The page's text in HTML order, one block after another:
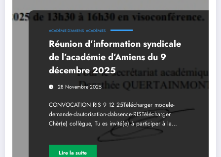
ACADÉMIE D’AMIENS ACADÉMIES
Réunion d’information syndicale
de l’académie d’Amiens du 9
décembre 2025
28 Novembre 2025
CONVOCATION RIS 9 12 25Télécharger modele-
demande-dautorisation-dabsence-RISTélécharger
Chèr(e) collègue, Tu es invité(e) à participer à la…
Lire la suite